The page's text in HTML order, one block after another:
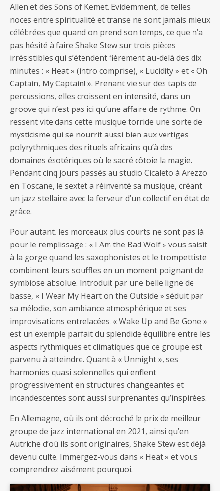
Allen et des Sons of Kemet. Evidemment, de telles
noces entre spiritualité et transe ne sont jamais mieux
célébrées que quand on prend son temps, ce que n’a
pas hésité à faire Shake Stew sur trois pièces
irrésistibles qui s’étendent fièrement au-delà des dix
minutes : « Heat » (intro comprise), « Lucidity » et « Oh
Captain, My Captain! ». Prenant vie sur des tapis de
percussions, elles croissent en intensité, dans un
groove qui n’est pas ici qu’une affaire de rythme. On
ressent vite dans cette musique torride une sorte de
mysticisme qui se nourrit aussi bien aux vertiges
polyrythmiques des rituels africains qu’à des
domaines ésotériques où le sacré côtoie la magie.
Pendant cinq jours passés au studio Cicaleto à Arezzo
en Toscane, le sextet a réinventé sa musique, créant
un jazz stellaire avec la ferveur d’un collectif en état de
grâce.
Pour autant, les morceaux plus courts ne sont pas là
pour le remplissage : « I Am the Bad Wolf » vous saisit
à la gorge quand les saxophonistes et le trompettiste
combinent leurs souffles en un moment poignant de
symbiose absolue. Introduit par une belle ligne de
basse, « I Wear My Heart on the Outside » séduit par
sa mélodie, son ambiance atmosphérique et ses
improvisations entrelacées. « Wake Up and Be Gone »
est un exemple parfait du splendide équilibre entre les
aspects rythmiques et climatiques que ce groupe est
parvenu à atteindre. Quant à « Unmight », ses
harmonies quasi solennelles qui enflent
progressivement en structures changeantes et
incandescentes sont aussi surprenantes qu’inspirées.
En Allemagne, où ils ont décroché le prix de meilleur
groupe de jazz international en 2021, ainsi qu’en
Autriche d’où ils sont originaires, Shake Stew est déjà
devenu culte. Immergez-vous dans « Heat » et vous
comprendrez aisément pourquoi.